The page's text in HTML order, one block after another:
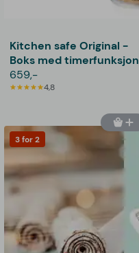
Kitchen safe Original -
Boks med timerfunksjon
659,-
4,8
3 for 2